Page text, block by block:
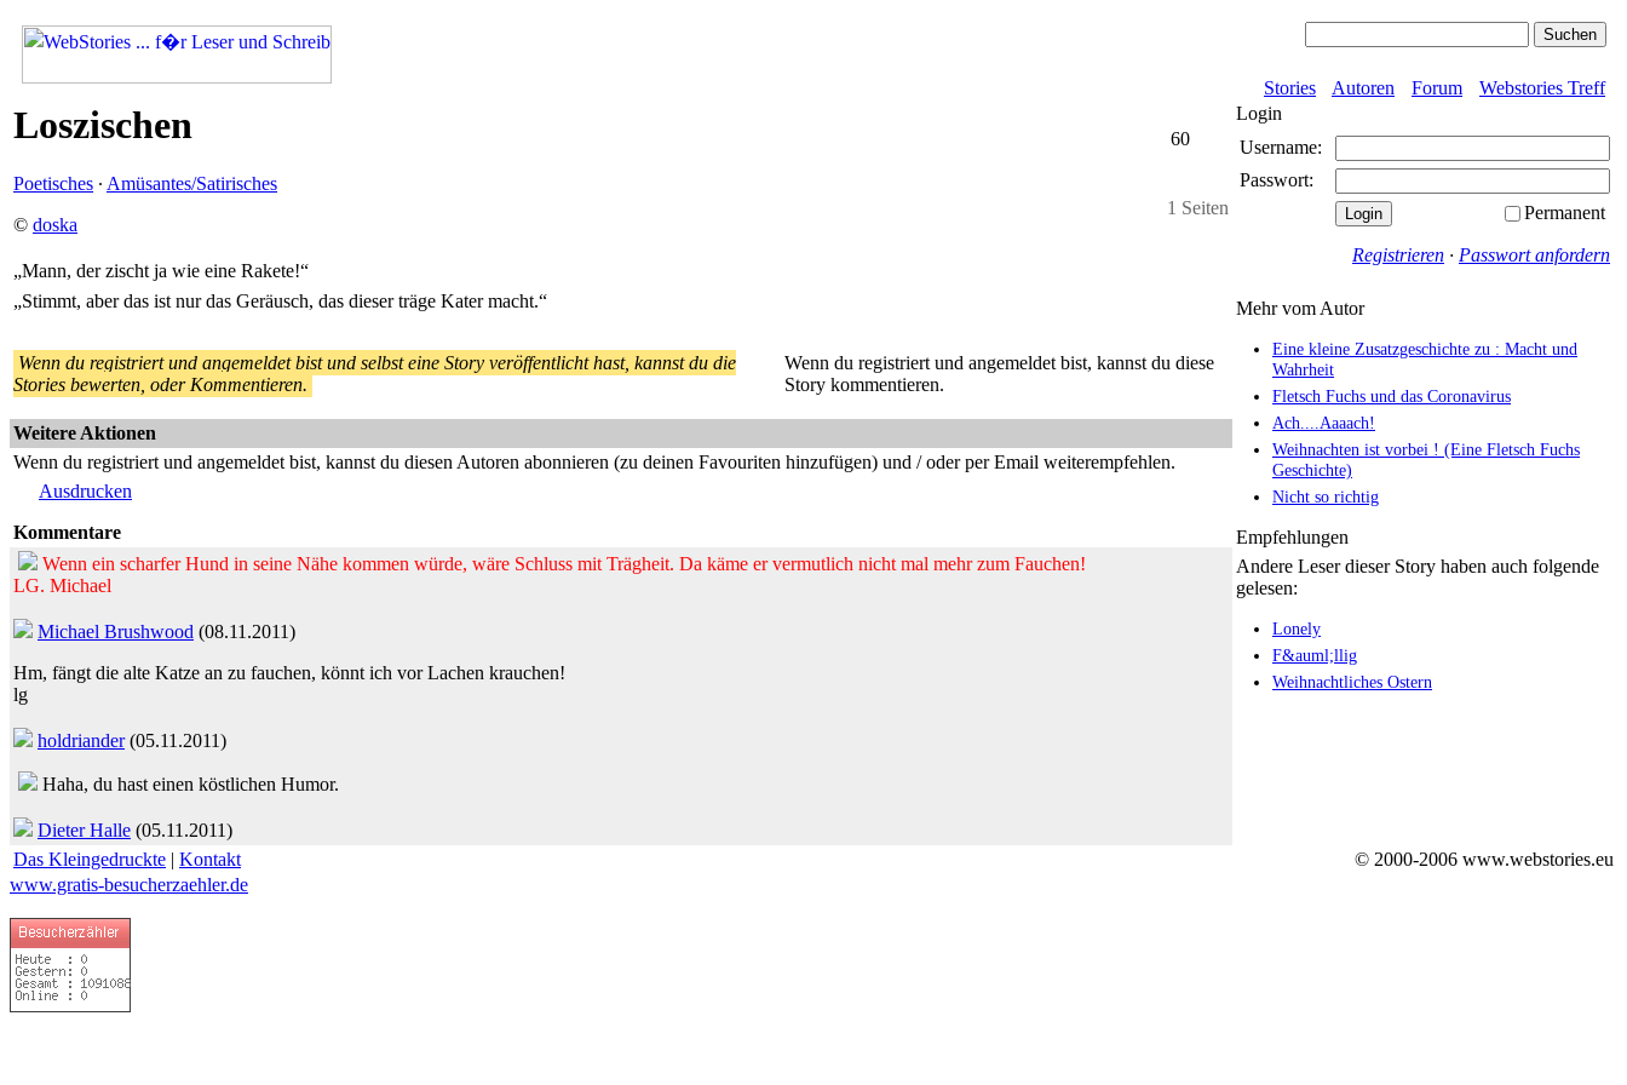
Stories Autoren Forum Webstories Treff
60
1 Seiten
Loszischen
Poetisches · Amüsantes/Satirisches
© doska
„Mann, der zischt ja wie eine Rakete!“
„Stimmt, aber das ist nur das Geräusch, das dieser träge Kater macht.“
Wenn du registriert und angemeldet bist und selbst eine Story veröffentlicht hast, kannst du die
Stories bewerten, oder Kommentieren.
Wenn du registriert und angemeldet bist, kannst du diese
Story kommentieren.
Weitere Aktionen
Wenn du registriert und angemeldet bist, kannst du diesen Autoren abonnieren (zu deinen Favouriten hinzufügen) und / oder per Email weiterempfehlen.
Ausdrucken
Kommentare
Wenn ein scharfer Hund in seine Nähe kommen würde, wäre Schluss mit Trägheit. Da käme er vermutlich nicht mal mehr zum Fauchen!
LG. Michael
Michael Brushwood (08.11.2011)
Hm, fängt die alte Katze an zu fauchen, könnt ich vor Lachen krauchen!
lg
holdriander(05.11.2011)
Haha, du hast einen köstlichen Humor.
Dieter Halle (05.11.2011)
Login
Username:
Passwort:
Permanent
Registrieren · Passwort anfordern
Mehr vom Autor
Eine kleine Zusatzgeschichte zu : Macht und
Wahrheit
Fletsch Fuchs und das Coronavirus
Ach....Aaaach!
Weihnachten ist vorbei ! (Eine Fletsch Fuchs
Geschichte)
Nicht so richtig
Empfehlungen
Andere Leser dieser Story haben auch folgende
gelesen:
Lonely
F&auml;llig
Weihnachtliches Ostern
Das Kleingedruckte | Kontakt
© 2000-2006 www.webstories.eu
www.gratis-besucherzaehler.de